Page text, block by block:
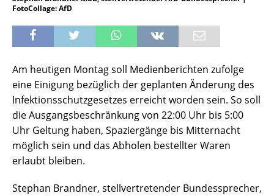
FotoCollage: AfD
Am heutigen Montag soll Medienberichten zufolge
eine Einigung bezüglich der geplanten Änderung des
Infektionsschutzgesetzes erreicht worden sein. So soll
die Ausgangsbeschränkung von 22:00 Uhr bis 5:00
Uhr Geltung haben, Spaziergänge bis Mitternacht
möglich sein und das Abholen bestellter Waren
erlaubt bleiben.
Stephan Brandner, stellvertretender Bundessprecher,